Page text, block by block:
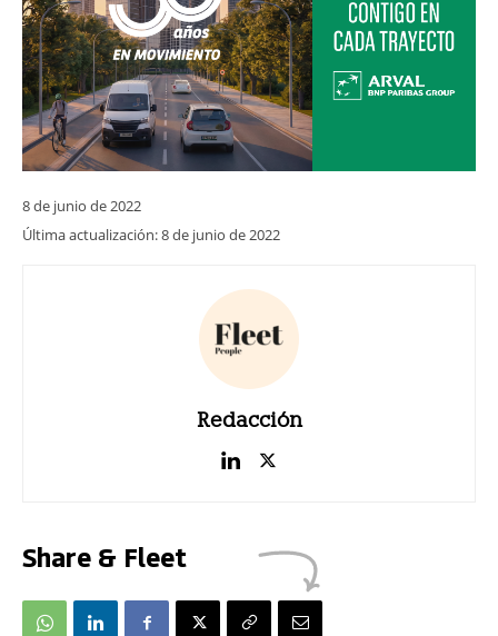
8 de junio de 2022
Última actualización:8 de junio de 2022
Redacción
Share & Fleet